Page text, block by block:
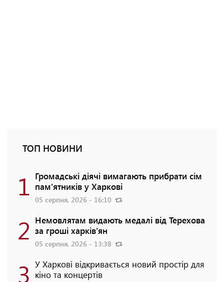
ТОП НОВИНИ
1 Громадські діячі вимагають прибрати сім
пам'ятників у Харкові
05 серпня, 2026 - 16:10
2 Немовлятам видають медалі від Терехова
за гроші харків'ян
05 серпня, 2026 - 13:38
3 У Харкові відкривається новий простір для
кіно та концертів